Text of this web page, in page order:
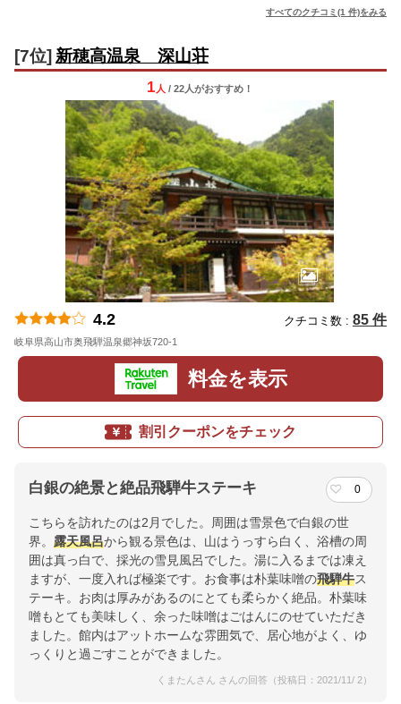
すべてのクチコミ(1 件)をみる
[7位] 新穂高温泉 深山荘
1 人 / 22人がおすすめ！
4.2 クチコミ数 : 85 件
岐阜県高山市奥飛騨温泉郷神坂720-1
料金を表示
割引クーポンをチェック
白銀の絶景と絶品飛騨牛ステーキ 0
こちらを訪れたのは2月でした。周囲は雪景色で白銀の世
界。 露天風呂から観る景色は、山はうっすら白く、浴槽の周
囲は真っ白で、採光の雪見風呂でした。湯に入るまでは凍え
ますが、一度入れば極楽です。お食事は朴葉味噌の飛騨牛ス
テーキ。お肉は厚みがあるのにとても柔らかく絶品。朴葉味
噌もとても美味しく、余った味噌はごはんにのせていただき
ました。館内はアットホームな雰囲気で、居心地がよく、ゆ
っくりと過ごすことができました。
くまたんさん さんの回答（投稿日：2021/11/ 2）